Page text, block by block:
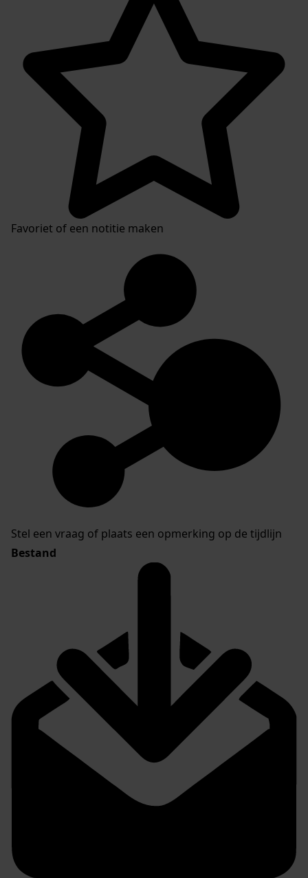
Favoriet of een notitie maken
Stel een vraag of plaats een opmerking op de tijdlijn
Bestand